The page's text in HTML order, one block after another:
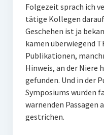
Folgezeit sprach ich
tätige Kollegen
Geschehen ist ja
kamen überwiegend
Publikationen,
Hinweis, an der Niere
gefunden. Und in der
Symposiums wurden
warnenden Passagen
gestrichen.